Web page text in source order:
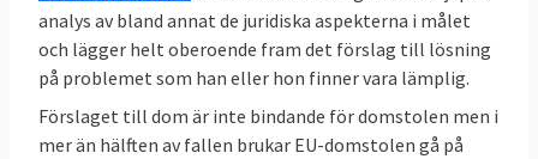
7 oktober 2004Sverige förlorade Bland
annat om att kartavgifterna inte fick dras av
inom ramen för stödet för jordbruksgrödor
analys av bland annat de juridiska aspekterna i målet
och lägger helt oberoende fram det förslag till lösning
på problemet som han eller hon finner vara lämplig.
Förslaget till dom är inte bindande för domstolen men i
mer än hälften av fallen brukar EU-domstolen gå på